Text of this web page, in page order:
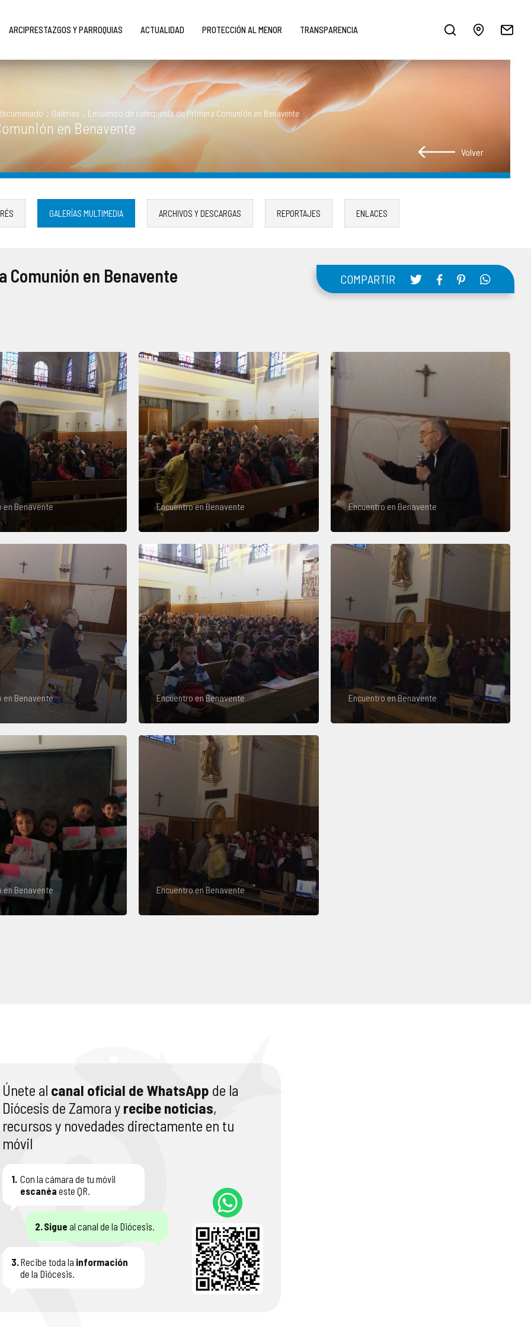
ARCIPRESTAZGOS Y PARROQUIAS ACTUALIDAD PROTECCIÓN AL MENOR TRANSPARENCIA
. Galerías . Encuentro de catequesis de Primera Comunión en Benavente
en Benavente
Volver
GALERÍAS MULTIMEDIA ARCHIVOS Y DESCARGAS REPORTAJES ENLACES
Comunión en Benavente
COMPARTIR
en Benavente Encuentro en Benavente Encuentro en Benavente
en Benavente Encuentro en Benavente Encuentro en Benavente
en Benavente Encuentro en Benavente
Únete al canal oficial de WhatsApp de la
Diócesis de Zamora y recibe noticias,
recursos y novedades directamente en tu
móvil
1. Con la cámara de tu móvil
escanéa este QR.
2. Sigue al canal de la Diócesis.
3. Recibe toda la información
de la Diócesis.